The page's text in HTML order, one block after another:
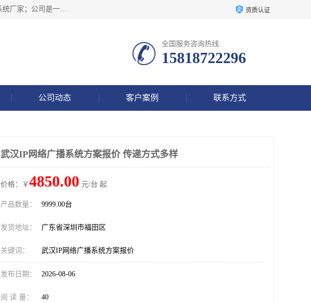
深圳市鼎尊时代科技有限公司主要从事：IP网络定压广播功放厂家、IP网络防水音柱厂家、校园IP网络广播系统厂家；公司是一家集研发、生产、销售公共广播器材于一体的现代电子科技企业。公司成立多年来，本着“自主研发技术、开拓稳定的产品”的宗旨，集多年的行业经验，引航广播行业的迅猛发展，使产品能够适应时代技术发展的需要。 资质认证
全国服务咨询热线:
15818722296
公司动态 客户案例 联系方式
武汉IP网络广播系统方案报价 传递方式多样
价格：￥ 4850.00 元/台 起
产品数量： 9999.00台
发货地址： 广东省深圳市福田区
关键词： 武汉IP网络广播系统方案报价
发布日期： 2026-08-06
阅 读 量： 40